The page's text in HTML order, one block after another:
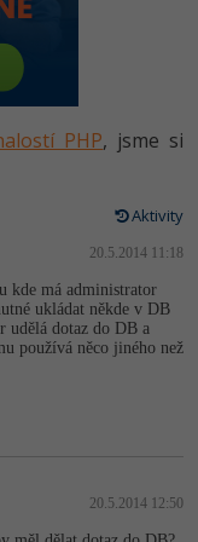
PHP, jsme si
Aktivity
20.5.2014 11:18
kde má administrator
ukládat někde v DB
udělá dotaz do DB a
používá něco jiného než
20.5.2014 12:50